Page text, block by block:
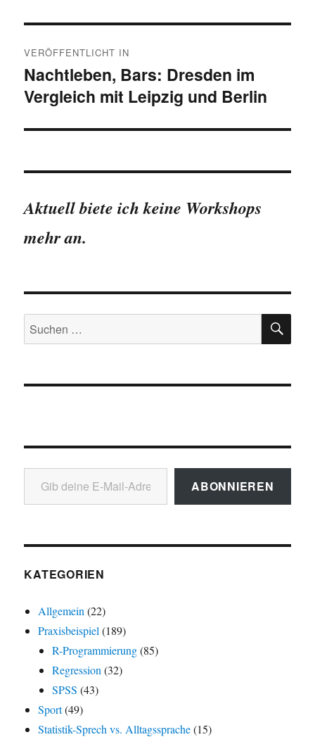
VERÖFFENTLICHT IN
Nachtleben, Bars: Dresden im
Vergleich mit Leipzig und Berlin
Aktuell biete ich keine Workshops
mehr an.
Suchen
nach:
Gib deine E-Mail-Adresse ein ...
ABONNIEREN
KATEGORIEN
Allgemein (22)
Praxisbeispiel (189)
R-Programmierung(85)
Regression (32)
SPSS (43)
Sport(49)
Statistik-Sprech vs. Alltagssprache(15)